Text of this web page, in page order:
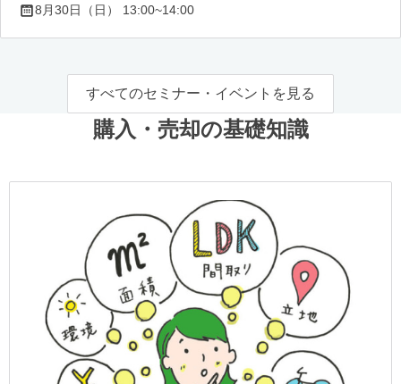
8月30日（日） 13:00~14:00
すべてのセミナー・イベントを見る
購入・売却の基礎知識